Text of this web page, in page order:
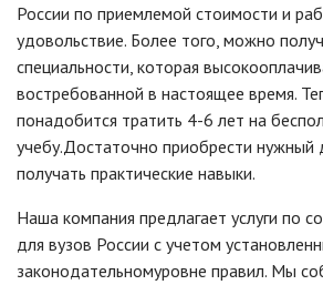
России по приемлемой стоимости и
удовольствие. Более того, можно
специальности, которая
востребованной в настоящее время.
понадобится тратить 4-6 лет на
учебу.Достаточно приобрести нужный
получать практические навыки.
Наша компания предлагает услуги по
для вузов России с учетом
законодательномуровне правил. Мы